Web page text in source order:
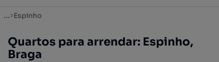
... Espinho
Quartos para arrendar: Espinho,
Braga